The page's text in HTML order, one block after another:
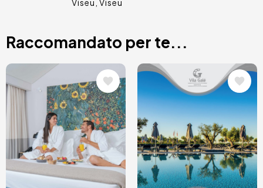
Viseu Viseu
Raccomandato per te...
Immagine
Immagine